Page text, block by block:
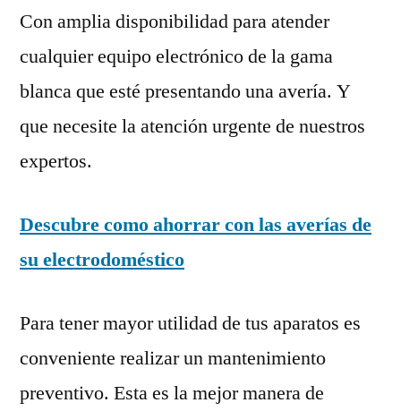
Con amplia disponibilidad para atender
cualquier equipo electrónico de la gama
blanca que esté presentando una avería. Y
que necesite la atención urgente de nuestros
expertos.
Descubre como ahorrar con las averías de
su electrodoméstico
Para tener mayor utilidad de tus aparatos es
conveniente realizar un mantenimiento
preventivo. Esta es la mejor manera de